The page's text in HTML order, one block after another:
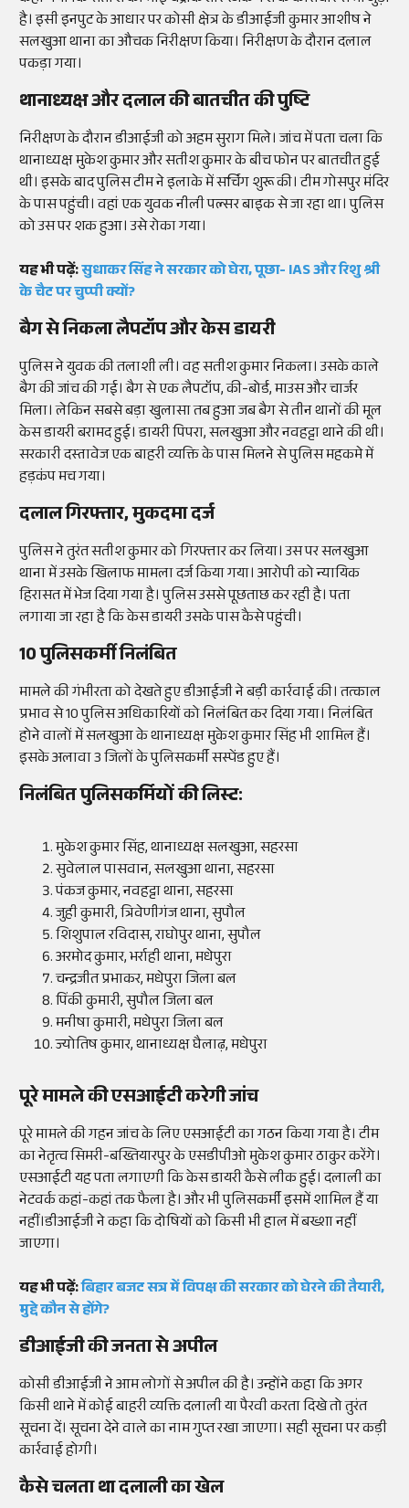
है। इसी इनपुट के आधार पर कोसी क्षेत्र के डीआईजी कुमार आशीष ने
सलखुआ थाना का औचक निरीक्षण किया। निरीक्षण के दौरान दलाल
पकड़ा गया।
थानाध्यक्ष और दलाल की बातचीत की पुष्टि
निरीक्षण के दौरान डीआईजी को अहम सुराग मिले। जांच में पता चला कि
थानाध्यक्ष मुकेश कुमार और सतीश कुमार के बीच फोन पर बातचीत हुई
थी। इसके बाद पुलिस टीम ने इलाके में सर्चिंग शुरू की। टीम गोसपुर मंदिर
के पास पहुंची। वहां एक युवक नीली पल्सर बाइक से जा रहा था। पुलिस
को उस पर शक हुआ। उसे रोका गया।
यह भी पढ़ें:सुधाकर सिंह ने सरकार को घेरा, पूछा- IAS और रिशु श्री
के चैट पर चुप्पी क्यों?
बैग से निकला लैपटॉप और केस डायरी
पुलिस ने युवक की तलाशी ली। वह सतीश कुमार निकला। उसके काले
बैग की जांच की गई। बैग से एक लैपटॉप, की-बोर्ड, माउस और चार्जर
मिला। लेकिन सबसे बड़ा खुलासा तब हुआ जब बैग से तीन थानों की मूल
केस डायरी बरामद हुई। डायरी पिपरा, सलखुआ और नवहट्टा थाने की थी।
सरकारी दस्तावेज एक बाहरी व्यक्ति के पास मिलने से पुलिस महकमे में
हड़कंप मच गया।
दलाल गिरफ्तार, मुकदमा दर्ज
पुलिस ने तुरंत सतीश कुमार को गिरफ्तार कर लिया। उस पर सलखुआ
थाना में उसके खिलाफ मामला दर्ज किया गया। आरोपी को न्यायिक
हिरासत में भेज दिया गया है। पुलिस उससे पूछताछ कर रही है। पता
लगाया जा रहा है कि केस डायरी उसके पास कैसे पहुंची।
10 पुलिसकर्मी निलंबित
मामले की गंभीरता को देखते हुए डीआईजी ने बड़ी कार्रवाई की। तत्काल
प्रभाव से 10 पुलिस अधिकारियों को निलंबित कर दिया गया। निलंबित
होने वालों में सलखुआ के थानाध्यक्ष मुकेश कुमार सिंह भी शामिल हैं।
इसके अलावा 3 जिलों के पुलिसकर्मी सस्पेंड हुए हैं।
निलंबित पुलिसकर्मियों की लिस्ट:
मुकेश कुमार सिंह, थानाध्यक्ष सलखुआ, सहरसा
सुवेलाल पासवान, सलखुआ थाना, सहरसा
पंकज कुमार, नवहट्टा थाना, सहरसा
जुही कुमारी, त्रिवेणीगंज थाना, सुपौल
शिशुपाल रविदास, राघोपुर थाना, सुपौल
अरमोद कुमार, भर्राही थाना, मधेपुरा
चन्द्रजीत प्रभाकर, मधेपुरा जिला बल
पिंकी कुमारी, सुपौल जिला बल
मनीषा कुमारी, मधेपुरा जिला बल
ज्योतिष कुमार, थानाध्यक्ष घैलाढ़, मधेपुरा
पूरे मामले की एसआईटी करेगी जांच
पूरे मामले की गहन जांच के लिए एसआईटी का गठन किया गया है। टीम
का नेतृत्व सिमरी-बख्तियारपुर के एसडीपीओ मुकेश कुमार ठाकुर करेंगे।
एसआईटी यह पता लगाएगी कि केस डायरी कैसे लीक हुई। दलाली का
नेटवर्क कहां-कहां तक फैला है। और भी पुलिसकर्मी इसमें शामिल हैं या
नहीं।डीआईजी ने कहा कि दोषियों को किसी भी हाल में बख्शा नहीं
जाएगा।
यह भी पढ़ें:बिहार बजट सत्र में विपक्ष की सरकार को घेरने की तैयारी,
मुद्दे कौन से होंगे?
डीआईजी की जनता से अपील
कोसी डीआईजी ने आम लोगों से अपील की है। उन्होंने कहा कि अगर
किसी थाने में कोई बाहरी व्यक्ति दलाली या पैरवी करता दिखे तो तुरंत
सूचना दें। सूचना देने वाले का नाम गुप्त रखा जाएगा। सही सूचना पर कड़ी
कार्रवाई होगी।
कैसे चलता था दलाली का खेल